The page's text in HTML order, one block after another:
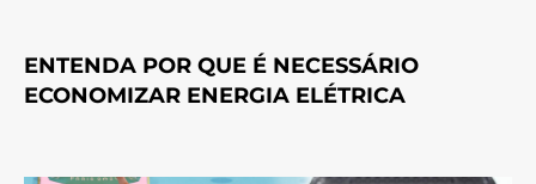
ENTENDA POR QUE É NECESSÁRIO
ECONOMIZAR ENERGIA ELÉTRICA